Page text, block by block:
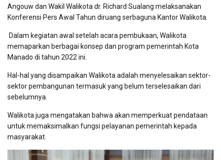
Angouw dan Wakil Walikota dr. Richard Sualang melaksanakan
Konferensi Pers Awal Tahun diruang serbaguna Kantor Walikota.
Dalam kegiatan awal setelah acara pembukaan, Walikota
memaparkan berbagai konsep dan program pemerintah Kota
Manado di tahun 2022 ini.
Hal-hal yang disampaikan Walikota adalah menyelesaikan sektor-
sektor pembangunan termasuk yang belum terselesaikan dari
sebelumnya.
Walikota juga mengatakan bahwa akan memperkuat pendataan
untuk memaksimalkan fungsi pelayanan pemerintah kepada
masyarakat.